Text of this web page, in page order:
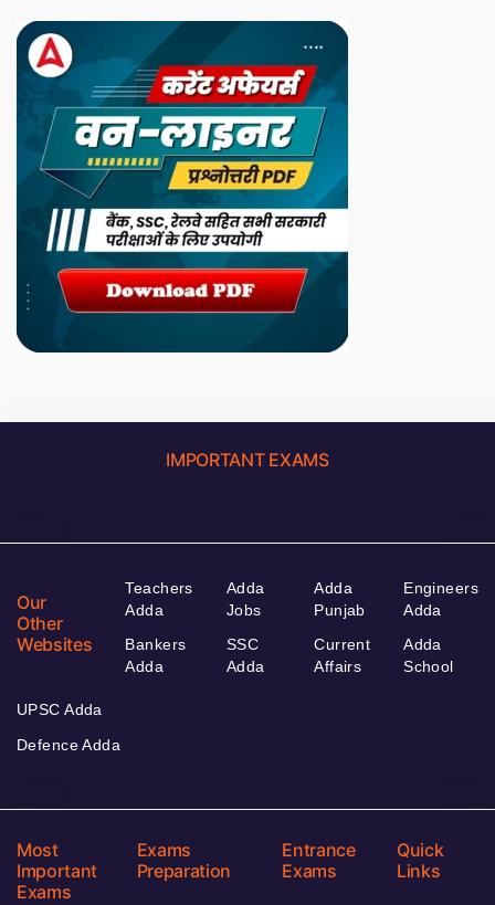
IMPORTANT EXAMS
Our
Other
Websites
Teachers
Adda
Bankers
Adda
Adda
Jobs
SSC
Adda
Adda
Punjab
Current
Affairs
Engineers
Adda
Adda
School
UPSC Adda
Defence Adda
Most
Important
Exams
Exams
Preparation
Entrance
Exams
Quick
Links